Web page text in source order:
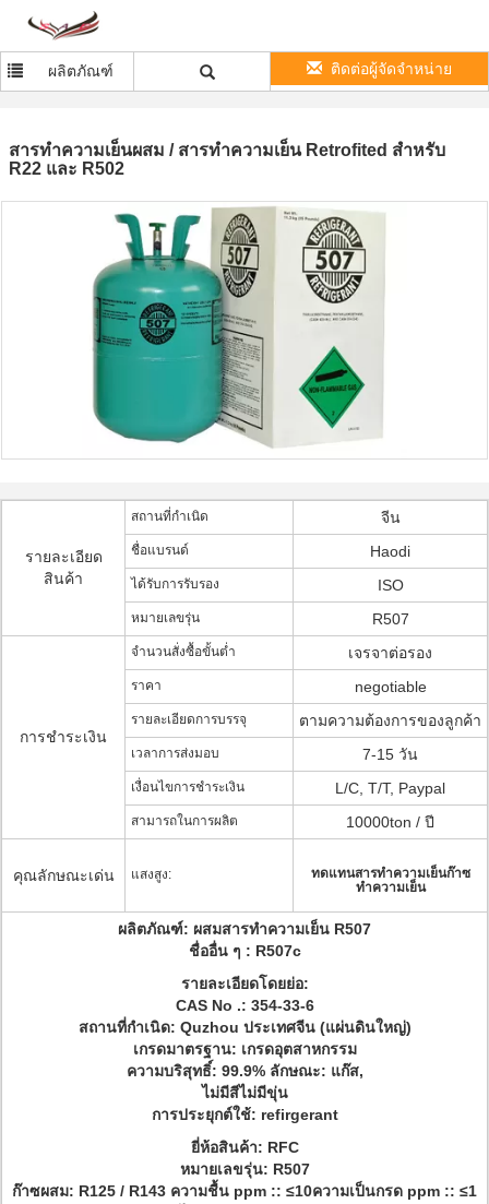
ผลิตภัณฑ์ ติดต่อผู้จัดจำหน่าย
สารทำความเย็นผสม / สารทำความเย็น Retrofited สำหรับ
R22 และ R502
รายละเอียด
สินค้า
สถานที่กำเนิด จีน
ชื่อแบรนด์ Haodi
ได้รับการรับรอง ISO
หมายเลขรุ่น R507
การชำระเงิน
จำนวนสั่งซื้อขั้นต่ำ เจรจาต่อรอง
ราคา negotiable
รายละเอียดการบรรจุ ตามความต้องการของลูกค้า
เวลาการส่งมอบ 7-15 วัน
เงื่อนไขการชำระเงิน L/C, T/T, Paypal
สามารถในการผลิต 10000ton / ปี
คุณลักษณะเด่น แสงสูง:
ทดแทนสารทำความเย็นก๊าซ
ทำความเย็น
ผลิตภัณฑ์: ผสมสารทำความเย็น R507
ชื่ออื่น ๆ : R507c
รายละเอียดโดยย่อ:
CAS No .: 354-33-6
สถานที่กำเนิด: Quzhou ประเทศจีน (แผ่นดินใหญ่)
เกรดมาตรฐาน: เกรดอุตสาหกรรม
ความบริสุทธิ์: 99.9% ลักษณะ: แก๊ส,
ไม่มีสีไม่มีขุ่น
การประยุกต์ใช้: refirgerant
ยี่ห้อสินค้า: RFC
หมายเลขรุ่น: R507
ก๊าซผสม: R125 / R143 ความชื้น ppm :: ≤10ความเป็นกรด ppm :: ≤1